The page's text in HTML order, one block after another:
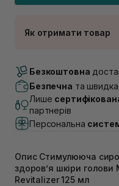
Як отримати товар
В наявності
Самовивіз м.
В наявності
Самовивіз м.
(Duck’s Lake)
В наявності
В наявності
Самовивіз м.
В наявності
Безкоштовна
Безпечна та
Лише
партнерів
Персональна
Опис Стимулююча
здоров’я шкіри голови
Revitalizer 125 мл